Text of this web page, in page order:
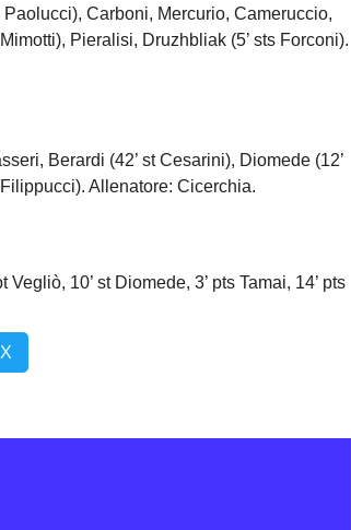
Carboni, Mercurio, Cameruccio,
Pieralisi, Druzhbliak (5’ sts Forconi).
Berardi (42’ st Cesarini), Diomede (12’
Allenatore: Cicerchia.
Vegliò, 10’ st Diomede, 3’ pts Tamai, 14’ pts